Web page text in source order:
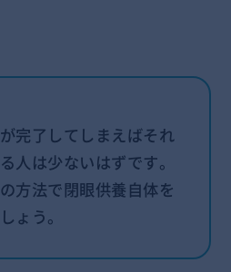
完了してしまえばそれ
人は少ないはずです。
方法で閉眼供養自体を
ょう。